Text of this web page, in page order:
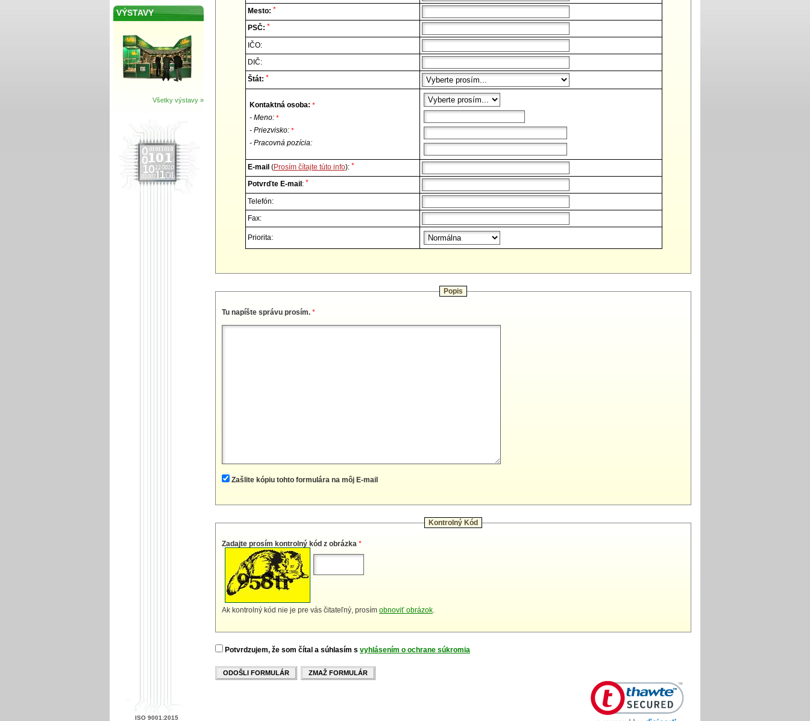
VÝSTAVY
Všetky výstavy »
ISO 9001:2015
Mesto: *
PSČ: *
IČO:
DIČ:
Štát: *
Kontaktná osoba: *
- Meno: *
- Priezvisko: *
- Pracovná pozícia:
E-mail (Prosím čítajte túto info): *
Potvrďte E-mail : *
Telefón:
Fax:
Priorita:
Popis
Tu napíšte správu prosím. *
Zašlite kópiu tohto formulára na môj E-mail
Kontrolný Kód
Zadajte prosím kontrolný kód z obrázka *
Ak kontrolný kód nie je pre vás čitateľný, prosím obnoviť obrázok.
Potvrdzujem, že som čítal a súhlasím s vyhlásením o ochrane súkromia
ODOŠLI FORMULÁR ZMAŽ FORMULÁR